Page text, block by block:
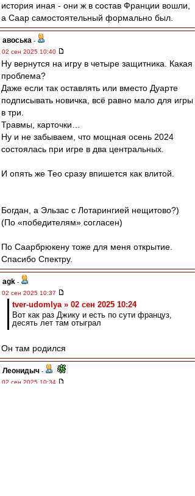
история иная - они ж в состав Франции вошли,
а Саар самостоятельный формально был.
авоська -
02 сен 2025 10:40
Ну вернутся на игру в четыре защитника. Какая
проблема?
Даже если так оставлять или вместо Дуарте
подписывать новичка, всё равно мало для игры
в три.
Травмы, карточки…
Ну и не забываем, что мощная осень 2024
состоялась при игре в два центральных.
И опять же Тео сразу впишется как влитой.
Богдан, а Эльзас с Лотарингией нещитово?)
(По «победителям» согласен)
По Саарбрюкену тоже для меня открытие.
Спасибо Спектру.
agk -
02 сен 2025 10:37
tver-udomlya » 02 сен 2025 10:24
Вот как раз Джику и есть по сути француз,
десять лет там отыграл
Он там родился
Леонидыч -
02 сен 2025 10:34